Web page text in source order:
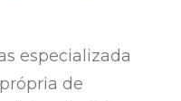
especializada
de